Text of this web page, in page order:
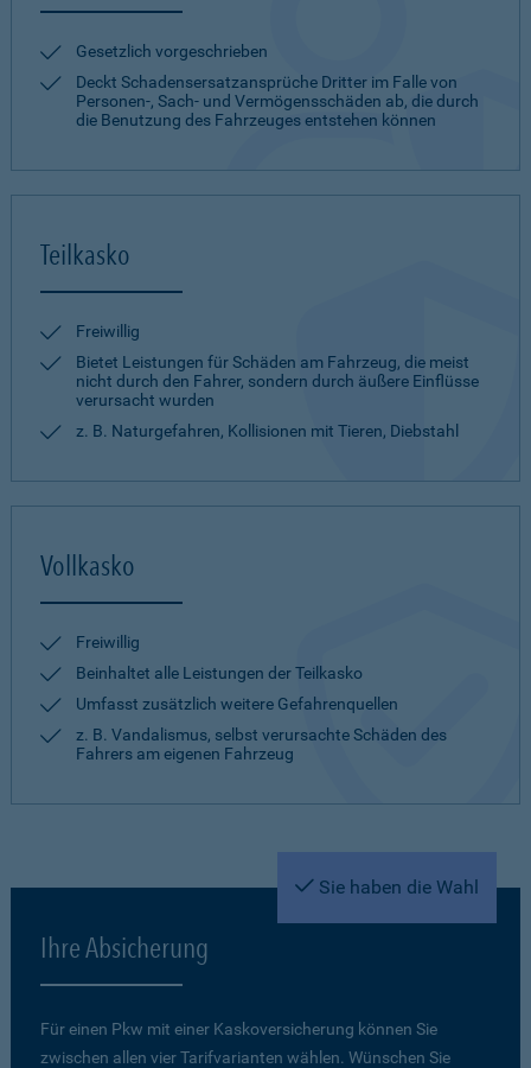
Gesetzlich vorgeschrieben
Deckt Schadensersatzansprüche Dritter im Falle von
Personen-, Sach- und Vermögensschäden ab, die durch
die Benutzung des Fahrzeuges entstehen können
Teilkasko
Freiwillig
Bietet Leistungen für Schäden am Fahrzeug, die meist
nicht durch den Fahrer, sondern durch äußere Einflüsse
verursacht wurden
z. B. Naturgefahren, Kollisionen mit Tieren, Diebstahl
Vollkasko
Freiwillig
Beinhaltet alle Leistungen der Teilkasko
Umfasst zusätzlich weitere Gefahrenquellen
z. B. Vandalismus, selbst verursachte Schäden des
Fahrers am eigenen Fahrzeug
Sie haben die Wahl
Ihre Absicherung
Für einen Pkw mit einer Kaskoversicherung können Sie
zwischen allen vier Tarifvarianten wählen. Wünschen Sie